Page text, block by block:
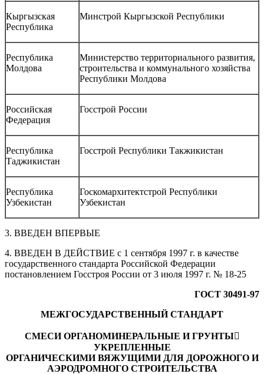
Кыргызская
Республика
Минстрой Кыргызской Республики
Республика
Молдова
Министерство территориального развития,
строительства и коммунального хозяйства
Республики Молдова
Российская
Федерация
Госстрой России
Республика
Таджикистан
Госстрой Республики Такжикистан
Республика
Узбекистан
Госкомархитектстрой Республики
Узбекистан
3. ВВЕДЕН ВПЕРВЫЕ
4. ВВЕДЕН В ДЕЙСТВИЕ с 1 сентября 1997 г. в качестве
государственного стандарта Российской Федерации
постановлением Госстроя России от 3 июля 1997 г. № 18-25
ГОСТ 30491-97
МЕЖГОСУДАРСТВЕННЫЙ СТАНДАРТ
СМЕСИ ОРГАНОМИНЕРАЛЬНЫЕ И ГРУНТЫ
УКРЕПЛЕННЫЕ
ОРГАНИЧЕСКИМИ ВЯЖУЩИМИ ДЛЯ ДОРОЖНОГО И
АЭРОДРОМНОГО СТРОИТЕЛЬСТВА